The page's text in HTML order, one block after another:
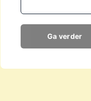
Ga verder